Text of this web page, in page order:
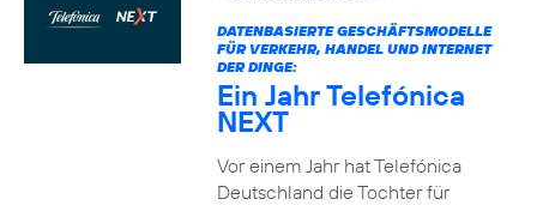
DATENBASIERTE GESCHÄFTSMODELLE
FÜR VERKEHR, HANDEL UND INTERNET
DER DINGE:
Ein Jahr Telefónica
NEXT
Vor einem Jahr hat Telefónica
Deutschland die Tochter für